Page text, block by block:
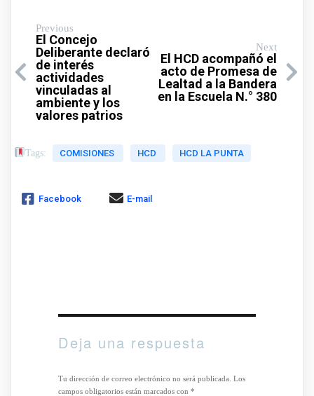
Previous
El Concejo
Deliberante declaró
de interés
actividades
vinculadas al
ambiente y los
valores patrios
Next
El HCD acompañó el
acto de Promesa de
Lealtad a la Bandera
en la Escuela N.° 380
Tags: COMISIONES HCD HCD LA PUNTA
Facebook E-mail
Deja una respuesta
Tu dirección de correo electrónico no será publicada. Los
campos obligatorios están marcados con *